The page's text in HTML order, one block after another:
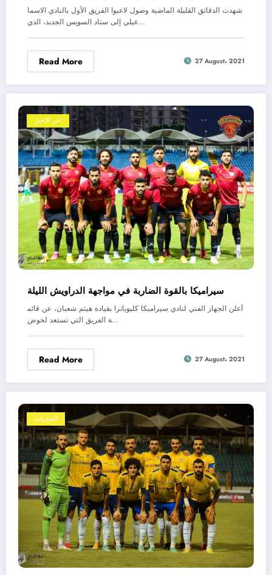
شهدت الدقائق القليلة الماضية وصول لاعبوا الفريق الأول بالنادي الاسما
عيلي إلى ستاد السويس الجديد، الذي…
Read More 27 August، 2021
اخر الاخبار
سيراميكا بالقوة الضاربة في مواجهة الدراويش الليلة
أعلن الجهاز الفني لنادي سيراميكا كليوباترا بقيادة هيثم شعبان، عن قائم
ة الفريق التي تستعد لخوض…
Read More 27 August، 2021
المباريات